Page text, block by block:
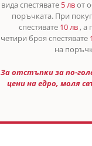
вида спестявате 5 лвот
поръчката. При
спестявате 10 лв , а
четири броя спестявате
на
За отстъпки за по-
цени на едро, моля